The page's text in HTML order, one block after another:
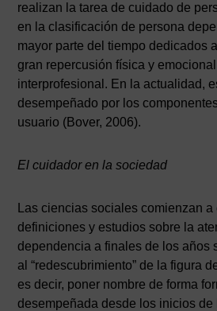
realizan la tarea de cuidado de
en la clasificación de persona
mayor parte del tiempo dedicados
gran repercusión física y
interprofesional. En la actualidad,
desempeñado por los
usuario (Bover, 2006).
El cuidador en la sociedad
Las ciencias sociales comienzan
definiciones y estudios sobre la
dependencia a finales de los años
al “redescubrimiento” de la figura
es decir, poner nombre de forma
desempeñada desde los inicios de